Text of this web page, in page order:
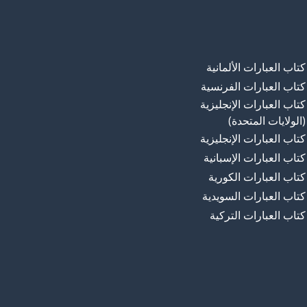
كتاب العبارات الألمانية
كتاب العبارات الفرنسية
كتاب العبارات الإنجليزية
(الولايات المتحدة)
كتاب العبارات الإنجليزية
كتاب العبارات الإسبانية
كتاب العبارات الكورية
كتاب العبارات السويدية
كتاب العبارات التركية